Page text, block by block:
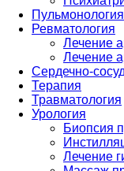
Пульмонология
Ревматология
Лечение
Лечение
Сердечно-
Терапия
Травматология
Урология
Биопсия
Лечение